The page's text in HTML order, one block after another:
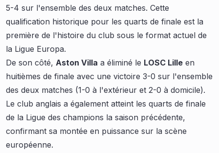
5-4 sur l'ensemble des deux matches. Cette
qualification historique pour les quarts de finale est la
première de l'histoire du club sous le format actuel de
la Ligue Europa.
De son côté, Aston Villa a éliminé le LOSC Lille en
huitièmes de finale avec une victoire 3-0 sur l'ensemble
des deux matches (1-0 à l'extérieur et 2-0 à domicile).
Le club anglais a également atteint les quarts de finale
de la Ligue des champions la saison précédente,
confirmant sa montée en puissance sur la scène
européenne.